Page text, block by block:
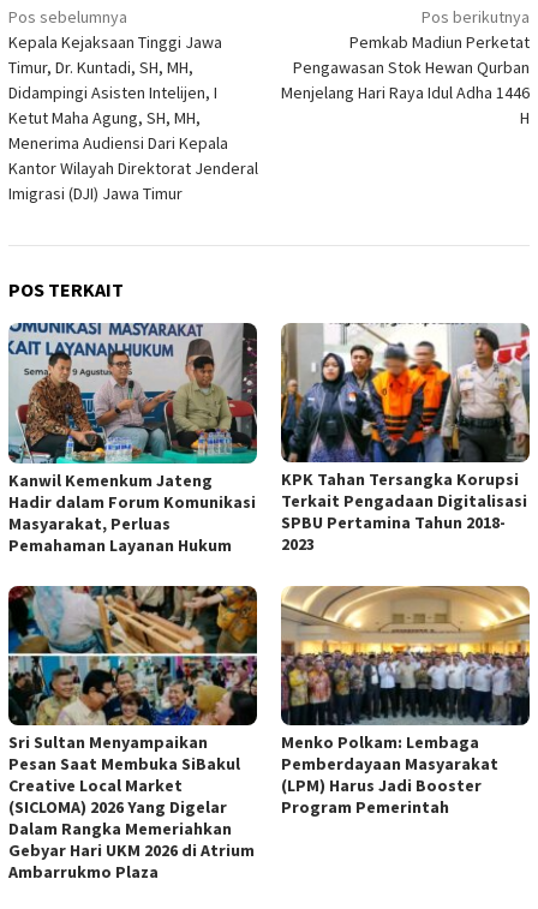
Navigasi
pos
Pos sebelumnya
Kepala Kejaksaan Tinggi Jawa
Timur, Dr. Kuntadi, SH, MH,
Didampingi Asisten Intelijen, I
Ketut Maha Agung, SH, MH,
Menerima Audiensi Dari Kepala
Kantor Wilayah Direktorat Jenderal
Imigrasi (DJI) Jawa Timur
Pos berikutnya
Pemkab Madiun Perketat
Pengawasan Stok Hewan Qurban
Menjelang Hari Raya Idul Adha 1446
H
POS TERKAIT
Kanwil Kemenkum Jateng
Hadir dalam Forum Komunikasi
Masyarakat, Perluas
Pemahaman Layanan Hukum
KPK Tahan Tersangka Korupsi
Terkait Pengadaan Digitalisasi
SPBU Pertamina Tahun 2018-
2023
Sri Sultan Menyampaikan
Pesan Saat Membuka SiBakul
Creative Local Market
(SICLOMA) 2026 Yang Digelar
Dalam Rangka Memeriahkan
Gebyar Hari UKM 2026 di Atrium
Ambarrukmo Plaza
Menko Polkam: Lembaga
Pemberdayaan Masyarakat
(LPM) Harus Jadi Booster
Program Pemerintah